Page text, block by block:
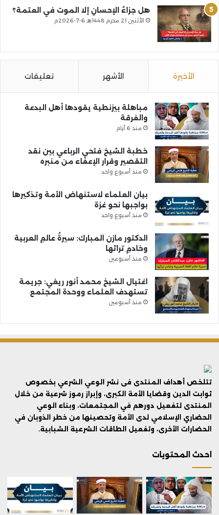
هل جزاءُ الإحسانِ إلا الموت في العتمة؟
الأثنين 21 محرم 1448هـ 6-7-2026م
الأخيرة الأشهر تعليقات
مباهلة بيزنطية يقودها أهل البدعة
والفرقة
منذ 6 أيام
خطبة الشيخ فتحي الرباعي بين نقد
التقصير وقرار الإعفاء من منبره
منذ أسبوع واحد
بيان العلماء لاستنهاض الأمة وتذكيرها
بواجبها نحو غزة
منذ أسبوع واحد
الدكتور مازن المبارك: سيرةُ عالمِ العربية
وخادمِ تراثها
منذ أسبوعين
اغتيال الشيخ محمد أنور ريغي: جريمة
تستهدف العلماء ووحدة المجتمع
منذ أسبوعين
تتلخص أهداف المنتدى فى نشر الوعي الشرعي بخصوص
ثوابت الدين وقضايا الأمة الكبرى، وإبراز رموز شرعية من خلال
المنتدى لتفعيل دورهم في المجتمعات، وبناء الوعي
الحضاري الإسلامي لدى الأمة وتحصينها من خطر الذوبان في
الحضارات الأخرى، وتفعيل الطاقات الشرعية الشبابية.
احدث المحتويات